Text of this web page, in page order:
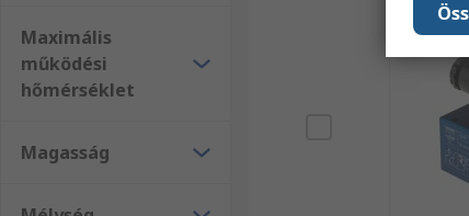
Maximális
működési
hőmérséklet
Magasság